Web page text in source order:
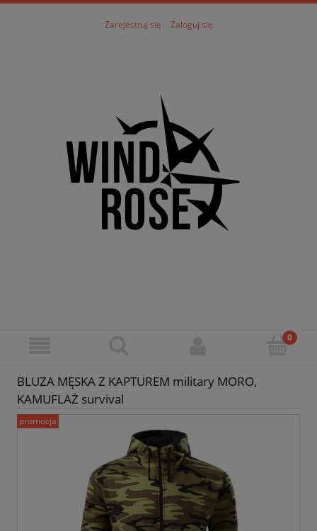
Zarejestruj się Zaloguj się
BLUZA MĘSKA Z KAPTUREM military MORO,
KAMUFLAŻ survival
promocja